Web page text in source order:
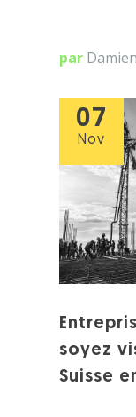
par
07
Nov
soyez
Suisse